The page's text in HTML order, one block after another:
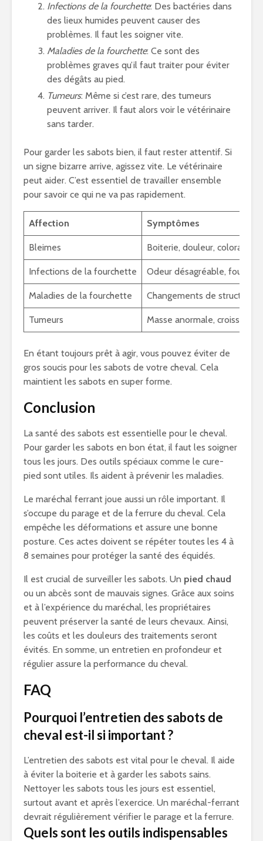
Infections de la fourchette: Des bactéries dans
des lieux humides peuvent causer des
problèmes. Il faut les soigner vite.
Maladies de la fourchette: Ce sont des
problèmes graves qu’il faut traiter pour éviter
des dégâts au pied.
Tumeurs: Même si c’est rare, des tumeurs
peuvent arriver. Il faut alors voir le vétérinaire
sans tarder.
Pour garder les sabots bien, il faut rester attentif. Si
un signe bizarre arrive, agissez vite. Le vétérinaire
peut aider. C’est essentiel de travailler ensemble
pour savoir ce qui ne va pas rapidement.
Affection Symptômes
Bleimes Boiterie, douleur, coloration
Infections de la fourchette Odeur désagréable,
Maladies de la fourchette Changements de structure,
Tumeurs Masse anormale, croissance
En étant toujours prêt à agir, vous pouvez éviter de
gros soucis pour les sabots de votre cheval. Cela
maintient les sabots en super forme.
Conclusion
La santé des sabots est essentielle pour le cheval.
Pour garder les sabots en bon état, il faut les soigner
tous les jours. Des outils spéciaux comme le cure-
pied sont utiles. Ils aident à prévenir les maladies.
Le maréchal ferrant joue aussi un rôle important. Il
s’occupe du parage et de la ferrure du cheval. Cela
empêche les déformations et assure une bonne
posture. Ces actes doivent se répéter toutes les 4 à
8 semaines pour protéger la santé des équidés.
Il est crucial de surveiller les sabots. Un pied chaud
ou un abcès sont de mauvais signes. Grâce aux soins
et à l’expérience du maréchal, les propriétaires
peuvent préserver la santé de leurs chevaux. Ainsi,
les coûts et les douleurs des traitements seront
évités. En somme, un entretien en profondeur et
régulier assure la performance du cheval.
FAQ
Pourquoi l’entretien des sabots de
cheval est-il si important ?
L’entretien des sabots est vital pour le cheval. Il aide
à éviter la boiterie et à garder les sabots sains.
Nettoyer les sabots tous les jours est essentiel,
surtout avant et après l’exercice. Un maréchal-ferrant
devrait régulièrement vérifier le parage et la ferrure.
Quels sont les outils indispensables